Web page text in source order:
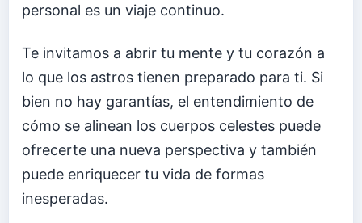
personal es un viaje continuo.
Te invitamos a abrir tu mente y tu corazón a
lo que los astros tienen preparado para ti. Si
bien no hay garantías, el entendimiento de
cómo se alinean los cuerpos celestes puede
ofrecerte una nueva perspectiva y también
puede enriquecer tu vida de formas
inesperadas.